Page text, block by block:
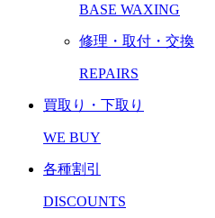
BASE WAXING
修理・取付・交換
REPAIRS
買取り・下取り
WE BUY
各種割引
DISCOUNTS